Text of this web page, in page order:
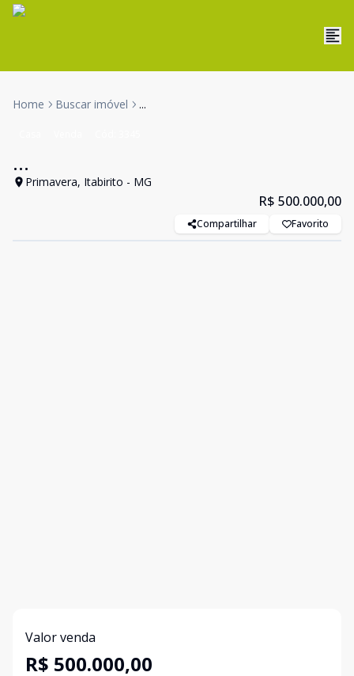
Home Buscar imóvel ...
...
Primavera, Itabirito - MG
R$ 500.000,00
Compartilhar Favorito
Valor venda
R$ 500.000,00